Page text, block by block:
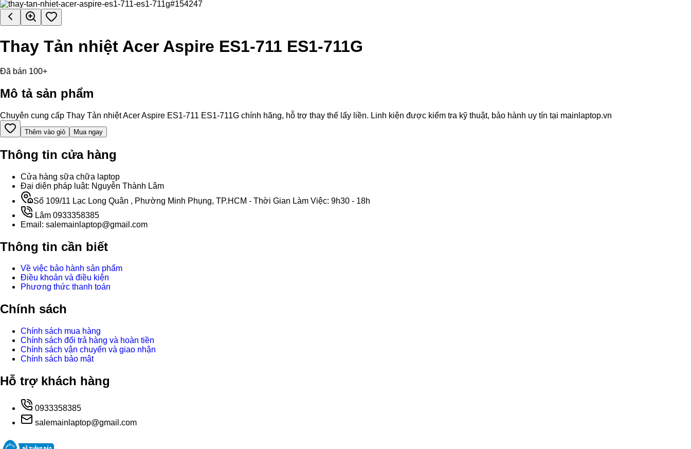
Thay Tản nhiệt Acer Aspire ES1-711 ES1-711G
Đã bán 100+
Mô tả sản phẩm
Chuyên cung cấp Thay Tản nhiệt Acer Aspire ES1-711 ES1-711G chính hãng, hỗ trợ thay thế lấy liền. Linh kiện được kiểm tra kỹ thuật, bảo hành uy tín tại mainlaptop.vn
Thêm vào giỏ Mua ngay
Thông tin cửa hàng
Cửa hàng sữa chữa laptop
Đại diện pháp luật: Nguyễn Thành Lâm
Số 109/11 Lạc Long Quân , Phường Minh Phụng, TP.HCM - Thời Gian Làm Việc: 9h30 - 18h
Lâm 0933358385
Email: salemainlaptop@gmail.com
Thông tin cần biết
Về việc bảo hành sản phẩm
Điều khoản và điều kiện
Phương thức thanh toán
Chính sách
Chính sách mua hàng
Chính sách đổi trả hàng và hoàn tiền
Chính sách vận chuyển và giao nhận
Chính sách bảo mật
Hỗ trợ khách hàng
0933358385
salemainlaptop@gmail.com